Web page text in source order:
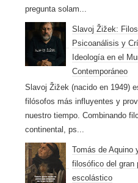
pregunta solam...
Slavoj Žižek:
Psicoanálisis y
Ideología en el
Contemporáneo
Slavoj Žižek (nacido en 1949)
filósofos más influyentes y
nuestro tiempo. Combinando
continental, ps...
Tomás de Aquino
filosófico del gran
escolástico